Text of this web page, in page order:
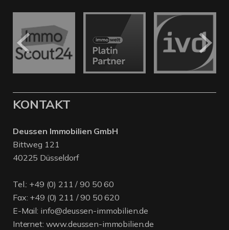
KONTAKT
Deussen Immobilien GmbH
Bittweg 121
40225 Düsseldorf
Tel.: +49 (0) 211 / 90 50 60
Fax: +49 (0) 211 / 90 50 620
E-Mail: info@deussen-immobilien.de
Internet: www.deussen-immobilien.de